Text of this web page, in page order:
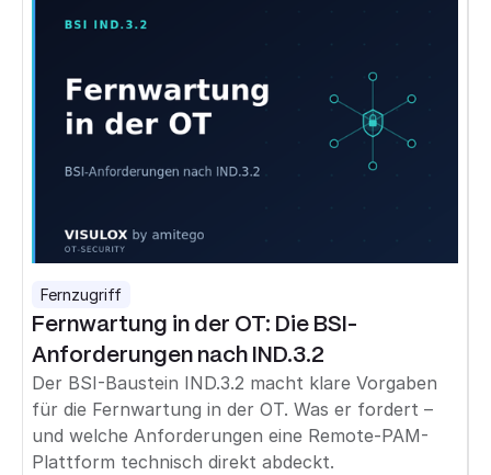
Fernzugriff
Fernwartung in der OT: Die BSI-
Anforderungen nach IND.3.2
Der BSI-Baustein IND.3.2 macht klare Vorgaben
für die Fernwartung in der OT. Was er fordert –
und welche Anforderungen eine Remote-PAM-
Plattform technisch direkt abdeckt.